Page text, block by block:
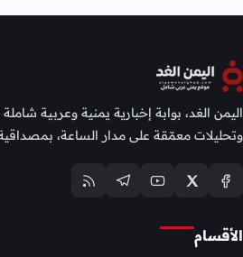
اليمن الغد، بوابة إخبارية يمنية وعربية
وتحليلات معمّقة على مدار الساعة،
الأقسام